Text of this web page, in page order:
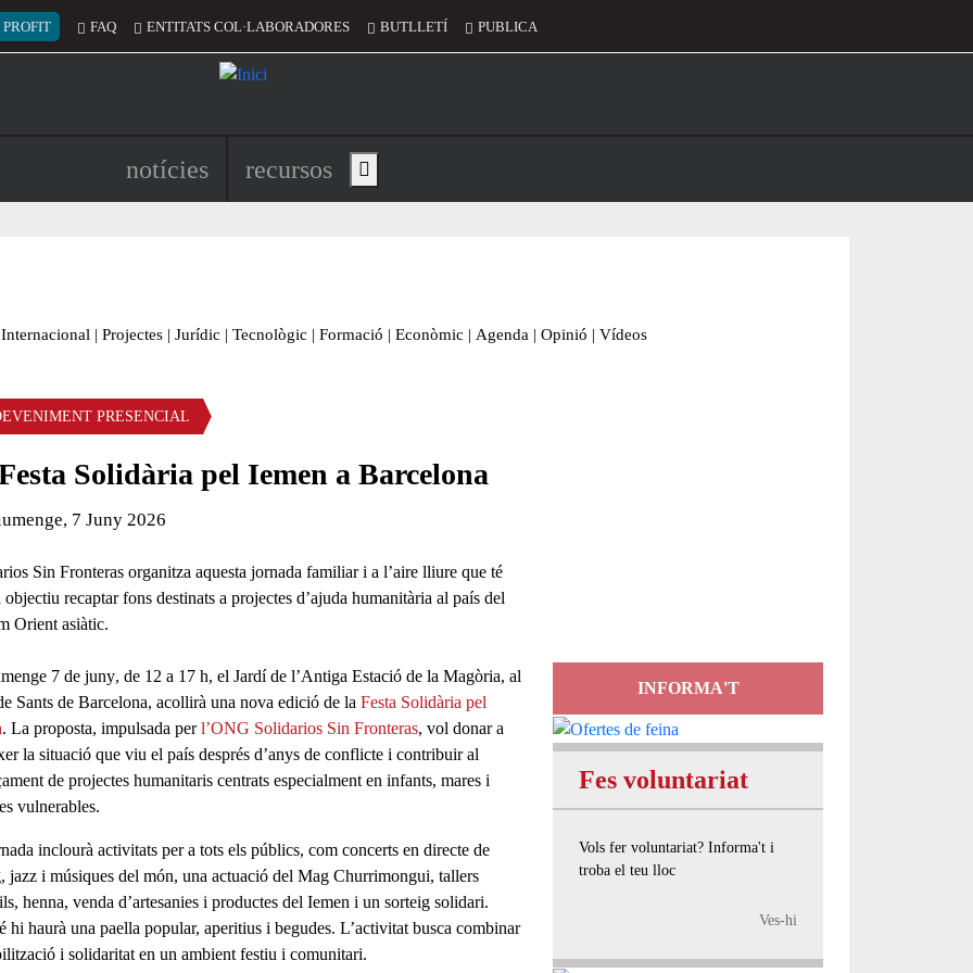
del compte d'usuari
PROFIT FAQ ENTITATS COL·LABORADORES BUTLLETÍ PUBLICA
Navegació principal de l'encapçalament
notícies recursos Show main menu
Internacional | Projectes | Jurídic | Tecnològic | Formació | Econòmic | Agenda | Opinió | Vídeos
PRESENCIAL
Solidària pel Iemen a Barcelona
l'esdeveniment:
7 Juny 2026
Sin Fronteras organitza aquesta jornada familiar i a l’aire lliure que té
objectiu recaptar fons destinats a projectes d’ajuda humanitària al país del
Orient asiàtic.
7 de juny, de 12 a 17 h, el Jardí de l’Antiga Estació de la Magòria, al
Sants de Barcelona, acollirà una nova edició de la Festa Solidària pel
. La proposta, impulsada perl’ONG Solidarios Sin Fronteras, vol donar a
la situació que viu el país després d’anys de conflicte i contribuir al
de projectes humanitariscentrats especialment en infants, mares i
vulnerables.
inclourà activitats per a tots els públics, com concerts en directe de
jazz i músiques del món, una actuació del Mag Churrimongui, tallers
henna, venda d’artesanies i productes del Iemen i un sorteig solidari.
hi haurà una paella popular, aperitius i begudes. L’activitat busca combinar
i solidaritaten un ambient festiu i comunitari.
INFORMA'T
Fes voluntariat
Vols fer voluntariat? Informa't i
troba el teu lloc
Ves-hi